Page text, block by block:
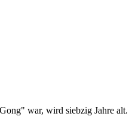
war, wird siebzig Jahre